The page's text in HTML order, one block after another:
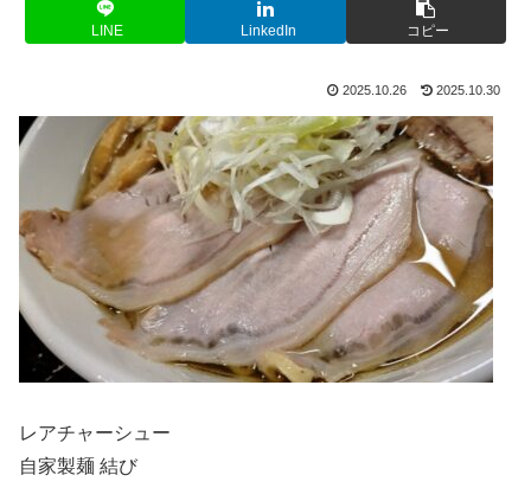
LINE LinkedIn コピー
2025.10.26 2025.10.30
レアチャーシュー
自家製麺 結び